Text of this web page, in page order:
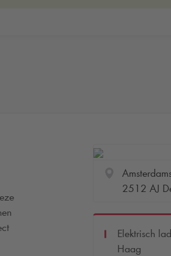
2512 AJ
Elektrisch
Haag